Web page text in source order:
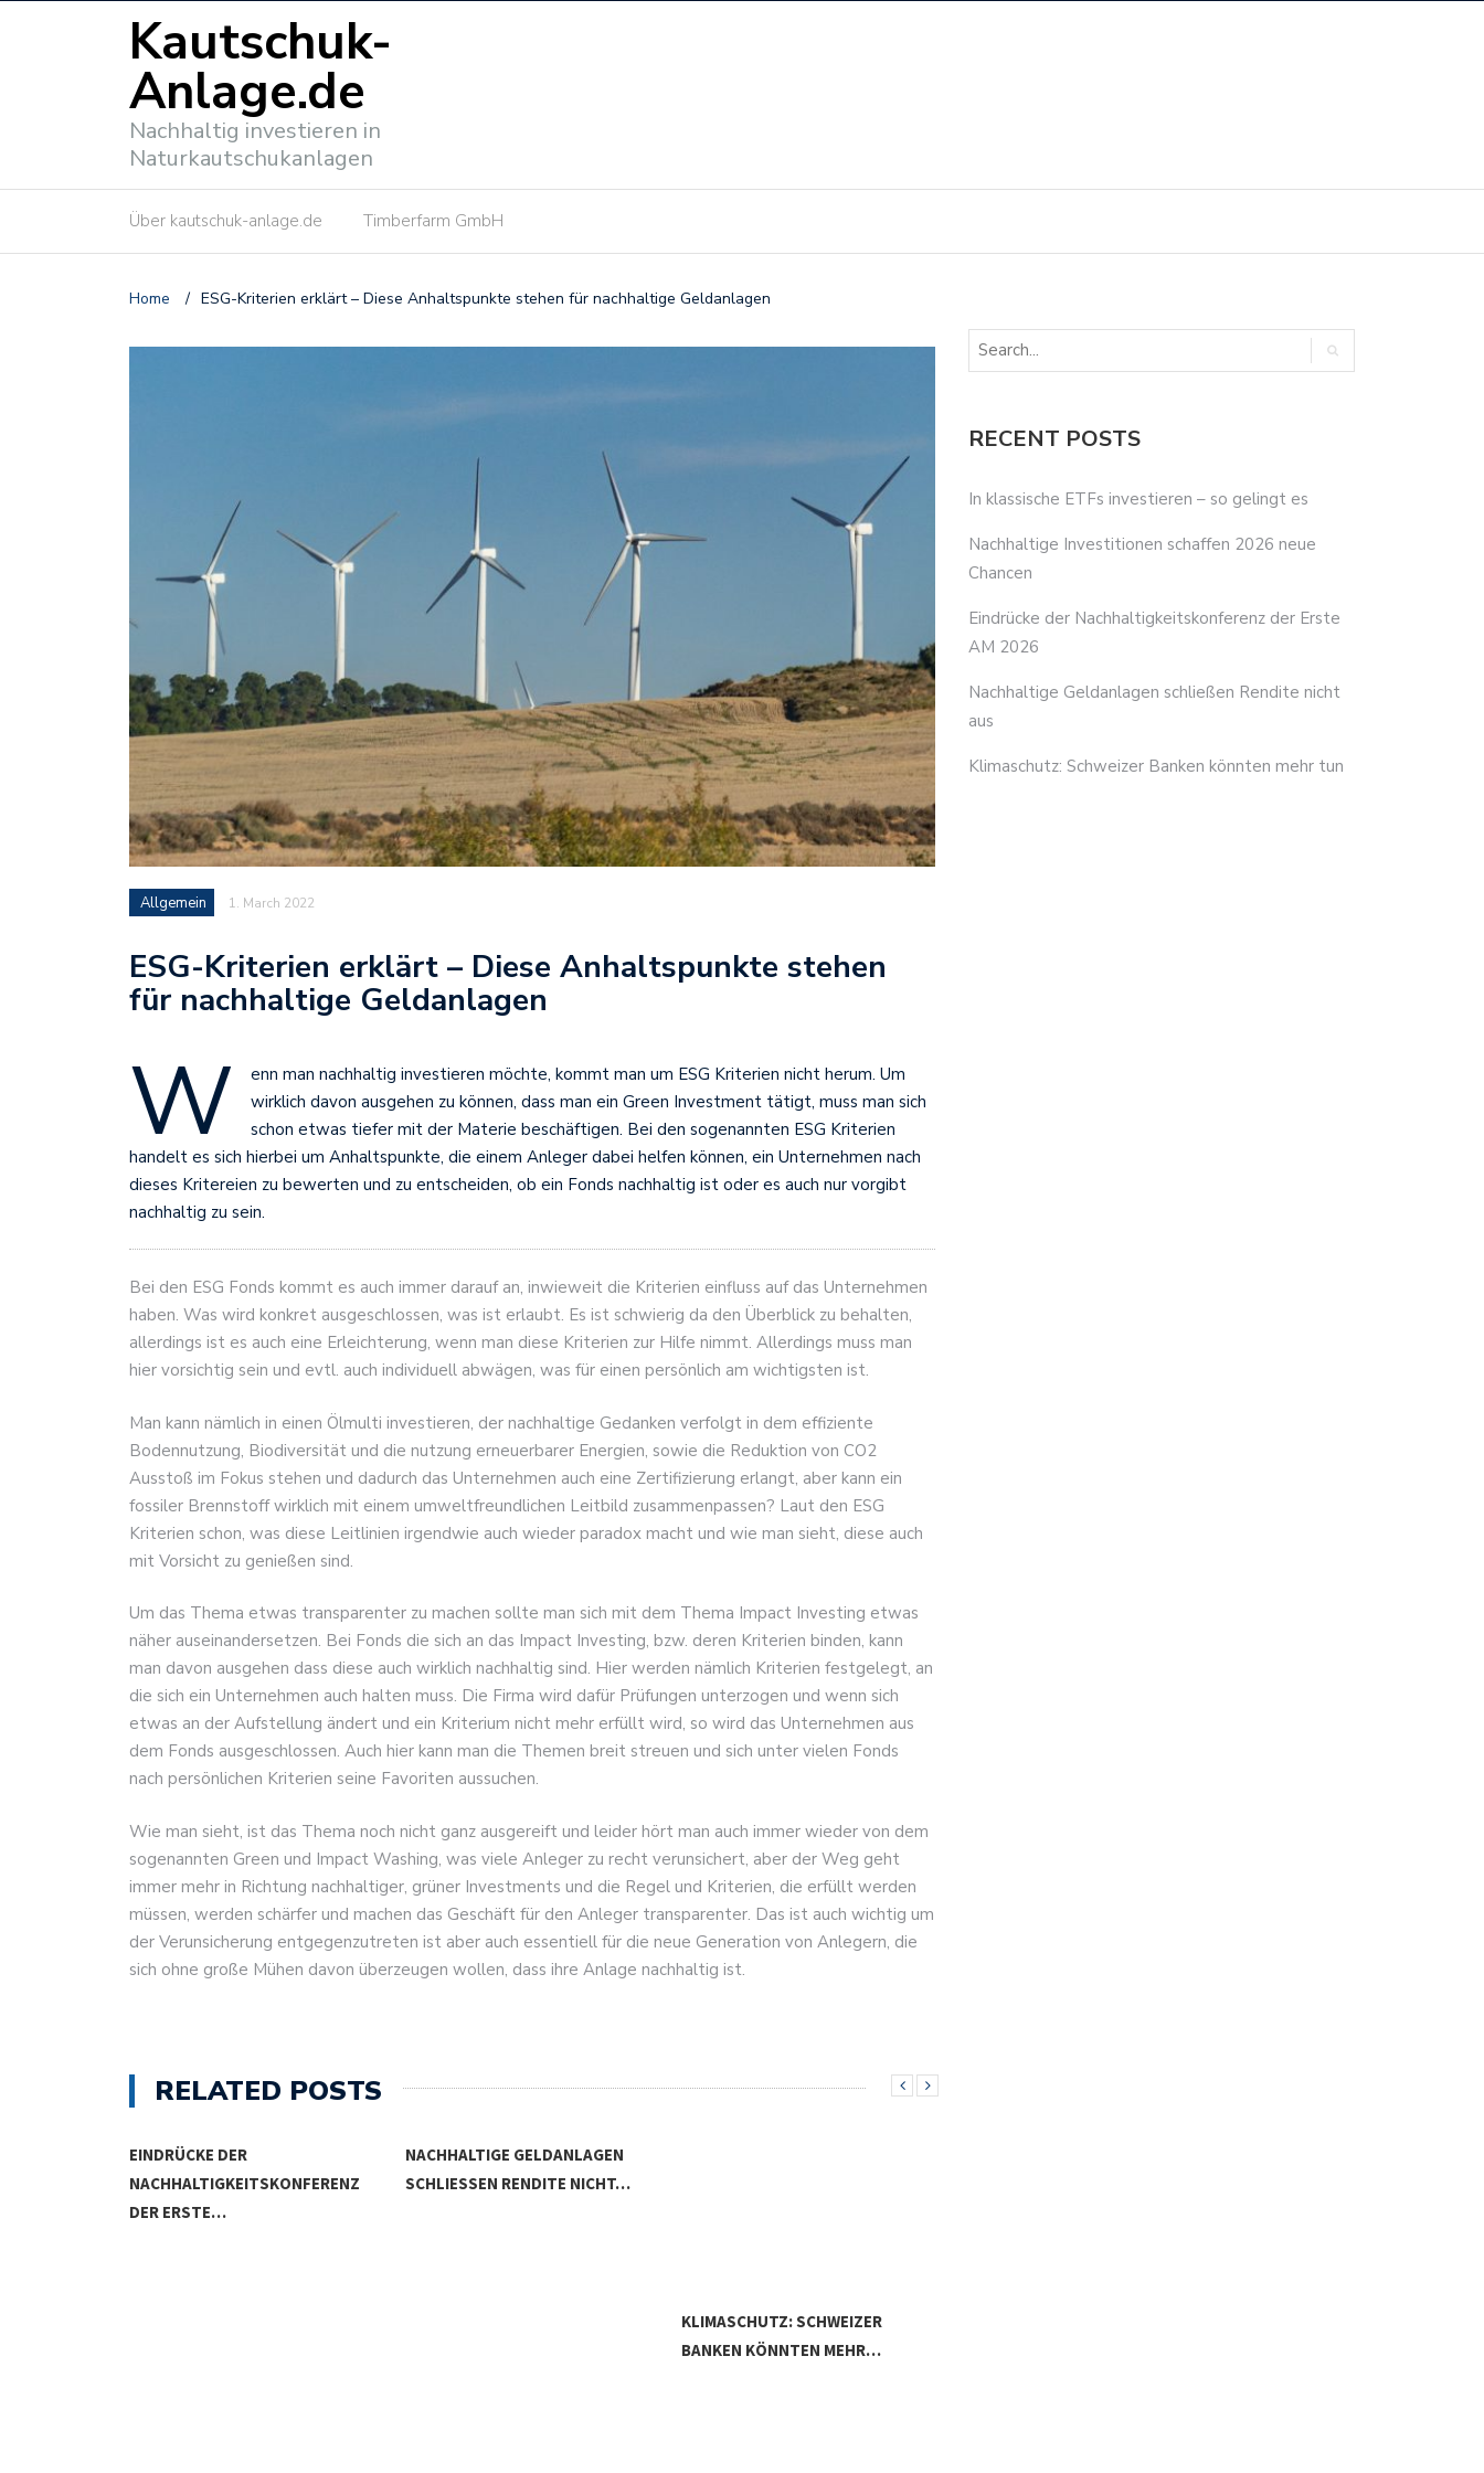
Kautschuk-
Anlage.de
Nachhaltig investieren in
Naturkautschukanlagen
Über kautschuk-anlage.de Timberfarm GmbH
Home / ESG-Kriterien erklärt – Diese Anhaltspunkte stehen für nachhaltige Geldanlagen
Allgemein 1. March 2022
ESG-Kriterien erklärt – Diese Anhaltspunkte stehen
für nachhaltige Geldanlagen
W
enn man nachhaltig investieren möchte, kommt man um ESG Kriterien nicht herum. Um
wirklich davon ausgehen zu können, dass man ein Green Investment tätigt, muss man sich
schon etwas tiefer mit der Materie beschäftigen. Bei den sogenannten ESG Kriterien
handelt es sich hierbei um Anhaltspunkte, die einem Anleger dabei helfen können, ein Unternehmen nach
dieses Kritereien zu bewerten und zu entscheiden, ob ein Fonds nachhaltig ist oder es auch nur vorgibt
nachhaltig zu sein.
Bei den ESG Fonds kommt es auch immer darauf an, inwieweit die Kriterien einfluss auf das Unternehmen
haben. Was wird konkret ausgeschlossen, was ist erlaubt. Es ist schwierig da den Überblick zu behalten,
allerdings ist es auch eine Erleichterung, wenn man diese Kriterien zur Hilfe nimmt. Allerdings muss man
hier vorsichtig sein und evtl. auch individuell abwägen, was für einen persönlich am wichtigsten ist.
Man kann nämlich in einen Ölmulti investieren, der nachhaltige Gedanken verfolgt in dem effiziente
Bodennutzung, Biodiversität und die nutzung erneuerbarer Energien, sowie die Reduktion von CO2
Ausstoß im Fokus stehen und dadurch das Unternehmen auch eine Zertifizierung erlangt, aber kann ein
fossiler Brennstoff wirklich mit einem umweltfreundlichen Leitbild zusammenpassen? Laut den ESG
Kriterien schon, was diese Leitlinien irgendwie auch wieder paradox macht und wie man sieht, diese auch
mit Vorsicht zu genießen sind.
Um das Thema etwas transparenter zu machen sollte man sich mit dem Thema Impact Investing etwas
näher auseinandersetzen. Bei Fonds die sich an das Impact Investing, bzw. deren Kriterien binden, kann
man davon ausgehen dass diese auch wirklich nachhaltig sind. Hier werden nämlich Kriterien festgelegt, an
die sich ein Unternehmen auch halten muss. Die Firma wird dafür Prüfungen unterzogen und wenn sich
etwas an der Aufstellung ändert und ein Kriterium nicht mehr erfüllt wird, so wird das Unternehmen aus
dem Fonds ausgeschlossen. Auch hier kann man die Themen breit streuen und sich unter vielen Fonds
nach persönlichen Kriterien seine Favoriten aussuchen.
Wie man sieht, ist das Thema noch nicht ganz ausgereift und leider hört man auch immer wieder von dem
sogenannten Green und Impact Washing, was viele Anleger zu recht verunsichert, aber der Weg geht
immer mehr in Richtung nachhaltiger, grüner Investments und die Regel und Kriterien, die erfüllt werden
müssen, werden schärfer und machen das Geschäft für den Anleger transparenter. Das ist auch wichtig um
der Verunsicherung entgegenzutreten ist aber auch essentiell für die neue Generation von Anlegern, die
sich ohne große Mühen davon überzeugen wollen, dass ihre Anlage nachhaltig ist.
RELATED POSTS
EINDRÜCKE DER
NACHHALTIGKEITSKONFERENZ
DER ERSTE…
NACHHALTIGE GELDANLAGEN
SCHLIESSEN RENDITE NICHT…
KLIMASCHUTZ: SCHWEIZER
BANKEN KÖNNTEN MEHR…
RECENT POSTS
In klassische ETFs investieren – so gelingt es
Nachhaltige Investitionen schaffen 2026 neue
Chancen
Eindrücke der Nachhaltigkeitskonferenz der Erste
AM 2026
Nachhaltige Geldanlagen schließen Rendite nicht
aus
Klimaschutz: Schweizer Banken könnten mehr tun